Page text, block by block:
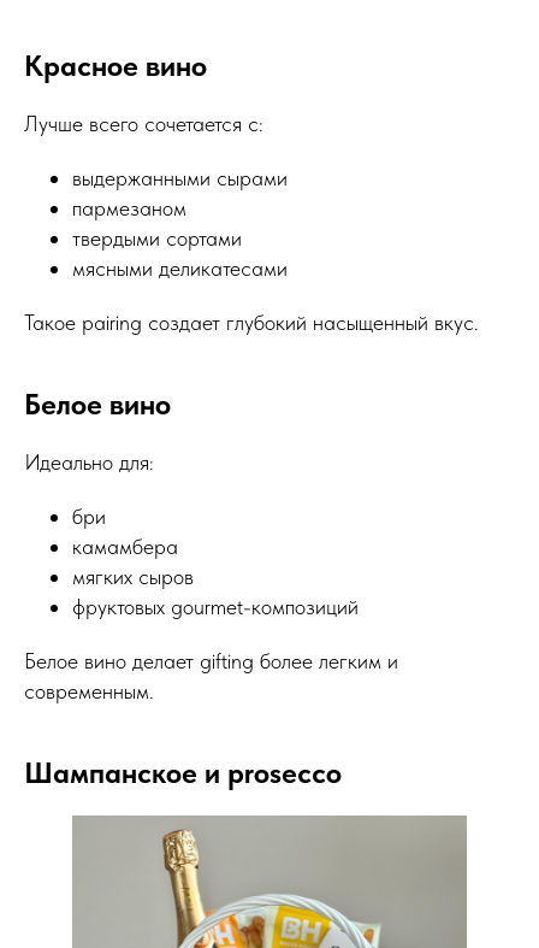
Красное вино
Лучше всего сочетается с:
выдержанными сырами
пармезаном
твердыми сортами
мясными деликатесами
Такое pairing создает глубокий насыщенный вкус.
Белое вино
Идеально для:
бри
камамбера
мягких сыров
фруктовых gourmet-композиций
Белое вино делает gifting более легким и
современным.
Шампанское и prosecco